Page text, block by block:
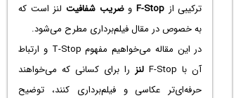
ترکیبی از F-Stop وضریب شفافیت لنز است که
به خصوص در مقال فیلم‌برداری مطرح می‌شود.
در این مقاله می‌خواهیم مفهوم T-Stop و ارتباط
آن با F-Stop
لنز را برای کسانی که می‌خواهند
حرفه‌ای‌تر عکاسی و فیلم‌برداری کنند، توضیح